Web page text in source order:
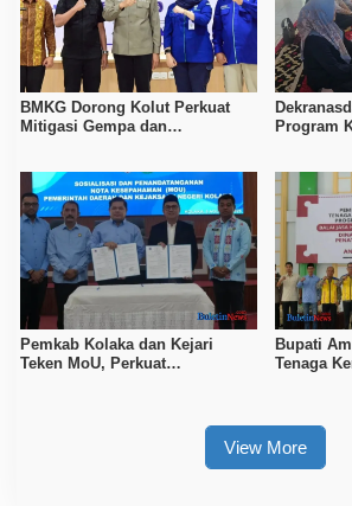
BMKG Dorong Kolut Perkuat
Mitigasi Gempa dan
Program
Pemkab Kolaka dan Kejari
Teken MoU, Perkuat
Bupati
Tenaga
View More